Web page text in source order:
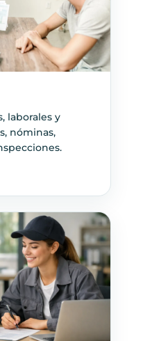
laborales y
nóminas,